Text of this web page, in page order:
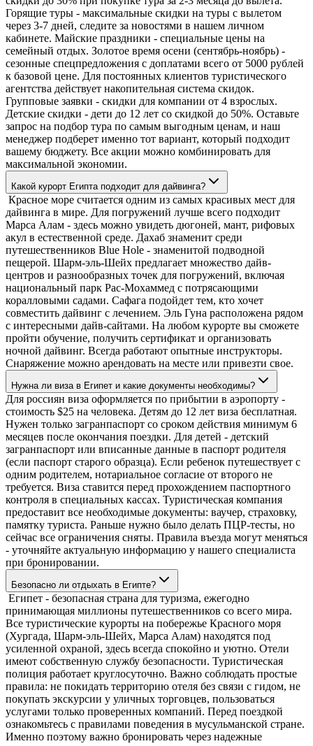
Горящие туры - максимальные скидки на туры с вылетом
через 3-7 дней, следите за новостями в нашем личном
кабинете. Майские праздники - специальные цены на
семейный отдых. Золотое время осени (сентябрь-ноябрь) -
сезонные спецпредложения с доплатами всего от 5000 рублей
к базовой цене. Для постоянных клиентов туристического
агентства действует накопительная система скидок.
Групповые заявки - скидки для компании от 4 взрослых.
Детские скидки - дети до 12 лет со скидкой до 50%. Оставьте
запрос на подбор тура по самым выгодным ценам, и наш
менеджер подберет именно тот вариант, который подходит
вашему бюджету. Все акции можно комбинировать для
максимальной экономии.
Какой курорт Египта подходит для дайвинга?
Красное море считается одним из самых красивых мест для
дайвинга в мире. Для погружений лучше всего подходит
Марса Алам - здесь можно увидеть дюгоней, мант, рифовых
акул в естественной среде. Дахаб знаменит среди
путешественников Blue Hole - знаменитой подводной
пещерой. Шарм-эль-Шейх предлагает множество дайв-
центров и разнообразных точек для погружений, включая
национальный парк Рас-Мохаммед с потрясающими
коралловыми садами. Сафага подойдет тем, кто хочет
совместить дайвинг с лечением. Эль Гуна расположена рядом
с интересными дайв-сайтами. На любом курорте вы сможете
пройти обучение, получить сертификат и организовать
ночной дайвинг. Всегда работают опытные инструкторы.
Снаряжение можно арендовать на месте или привезти свое.
Нужна ли виза в Египет и какие документы необходимы?
Для россиян виза оформляется по прибытии в аэропорту -
стоимость $25 на человека. Детям до 12 лет виза бесплатная.
Нужен только загранпаспорт со сроком действия минимум 6
месяцев после окончания поездки. Для детей - детский
загранпаспорт или вписанные данные в паспорт родителя
(если паспорт старого образца). Если ребенок путешествует с
одним родителем, нотариальное согласие от второго не
требуется. Виза ставится перед прохождением паспортного
контроля в специальных кассах. Туристическая компания
предоставит все необходимые документы: ваучер, страховку,
памятку туриста. Раньше нужно было делать ПЦР-тесты, но
сейчас все ограничения сняты. Правила въезда могут меняться
- уточняйте актуальную информацию у нашего специалиста
при бронировании.
Безопасно ли отдыхать в Египте?
Египет - безопасная страна для туризма, ежегодно
принимающая миллионы путешественников со всего мира.
Все туристические курорты на побережье Красного моря
(Хургада, Шарм-эль-Шейх, Марса Алам) находятся под
усиленной охраной, здесь всегда спокойно и уютно. Отели
имеют собственную службу безопасности. Туристическая
полиция работает круглосуточно. Важно соблюдать простые
правила: не покидать территорию отеля без связи с гидом, не
покупать экскурсии у уличных торговцев, пользоваться
услугами только проверенных компаний. Перед поездкой
ознакомьтесь с правилами поведения в мусульманской стране.
Именно поэтому важно бронировать через надежные